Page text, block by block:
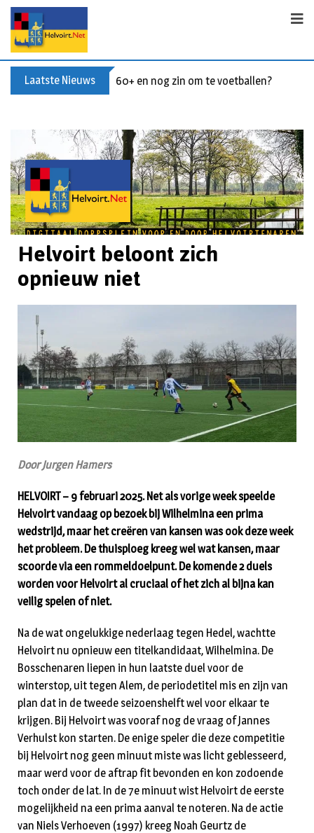
Laatste Nieuws 60+ en nog zin om te voetballen? Kom
Helvoirt beloont zich
opnieuw niet
Door Jurgen Hamers
HELVOIRT – 9 februari 2025. Net als vorige week speelde
Helvoirt vandaag op bezoek bij Wilhelmina een prima
wedstrijd, maar het creëren van kansen was ook deze week
het probleem. De thuisploeg kreeg wel wat kansen, maar
scoorde via een rommeldoelpunt. De komende 2 duels
worden voor Helvoirt al cruciaal of het zich al bijna kan
veilig spelen of niet.
Na de wat ongelukkige nederlaag tegen Hedel, wachtte
Helvoirt nu opnieuw een titelkandidaat, Wilhelmina. De
Bosschenaren liepen in hun laatste duel voor de
winterstop, uit tegen Alem, de periodetitel mis en zijn van
plan dat in de tweede seizoenshelft wel voor elkaar te
krijgen. Bij Helvoirt was vooraf nog de vraag of Jannes
Verhulst kon starten. De enige speler die deze competitie
bij Helvoirt nog geen minuut miste was licht geblesseerd,
maar werd voor de aftrap fit bevonden en kon zodoende
toch onder de lat. In de 7e minuut wist Helvoirt de eerste
mogelijkheid na een prima aanval te noteren. Na de actie
van Niels Verhoeven (1997) kreeg Noah Geurtz de